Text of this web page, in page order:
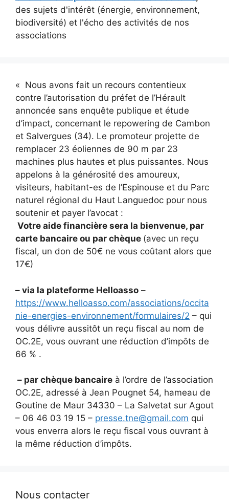
des sujets d'intérêt (énergie, environnement,
biodiversité) et l'écho des activités de nos
associations
« Nous avons fait un recours contentieux
contre l’autorisation du préfet de l’Hérault
annoncée sans enquête publique et étude
d’impact, concernant le repowering de Cambon
et Salvergues (34). Le promoteur projette de
remplacer 23 éoliennes de 90 m par 23
machines plus hautes et plus puissantes. Nous
appelons à la générosité des amoureux,
visiteurs, habitant-es de l’Espinouse et du Parc
naturel régional du Haut Languedoc pour nous
soutenir et payer l’avocat :
Votre aide financière sera la bienvenue, par
carte bancaire ou par chèque (avec un reçu
fiscal, un don de 50€ ne vous coûtant alors que
17€)
– via la plateforme Helloasso –
https://www.helloasso.com/associations/occita
nie-energies-environnement/formulaires/2 – qui
vous délivre aussitôt un reçu fiscal au nom de
OC.2E, vous ouvrant une réduction d’impôts de
66 % .
– par chèque bancaire à l’ordre de l’association
OC.2E, adressé à Jean Pougnet 54, hameau de
Goutine de Maur 34330 – La Salvetat sur Agout
– 06 46 03 19 15 – presse.tne@gmail.com qui
vous enverra alors le reçu fiscal vous ouvrant à
la même réduction d’impôts.
Nous contacter